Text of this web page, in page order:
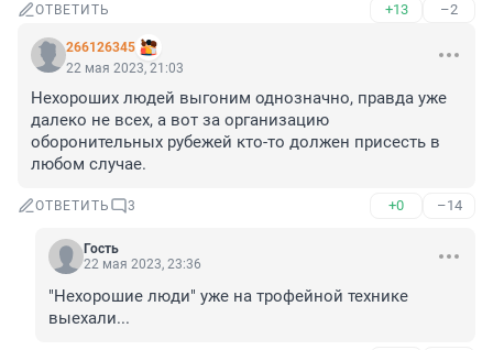
ОТВЕТИТЬ +13 –2
266126345
22 мая 2023, 21:03
Нехороших людей выгоним однозначно, правда уже
далеко не всех, а вот за организацию
оборонительных рубежей кто-то должен присесть в
любом случае.
ОТВЕТИТЬ 3 +0 –14
Гость
22 мая 2023, 23:36
"Нехорошие люди" уже на трофейной технике
выехали...